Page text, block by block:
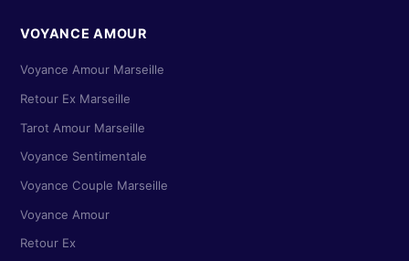
VOYANCE AMOUR
Voyance Amour Marseille
Retour Ex Marseille
Tarot Amour Marseille
Voyance Sentimentale
Voyance Couple Marseille
Voyance Amour
Retour Ex